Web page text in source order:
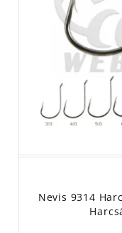
Nevis 9314